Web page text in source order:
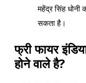
महेंद्र सिंह
सकता है।
फ्री फायर
होने वाले है?